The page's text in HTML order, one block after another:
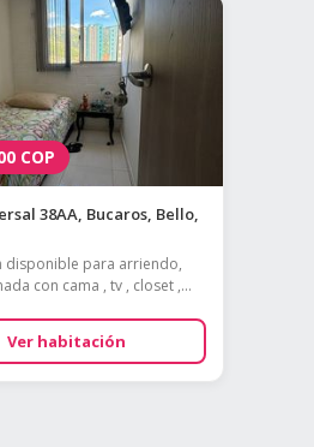
COP
38AA, Bucaros, Bello,
disponible para arriendo,
con cama , tv , closet ,...
Ver habitación